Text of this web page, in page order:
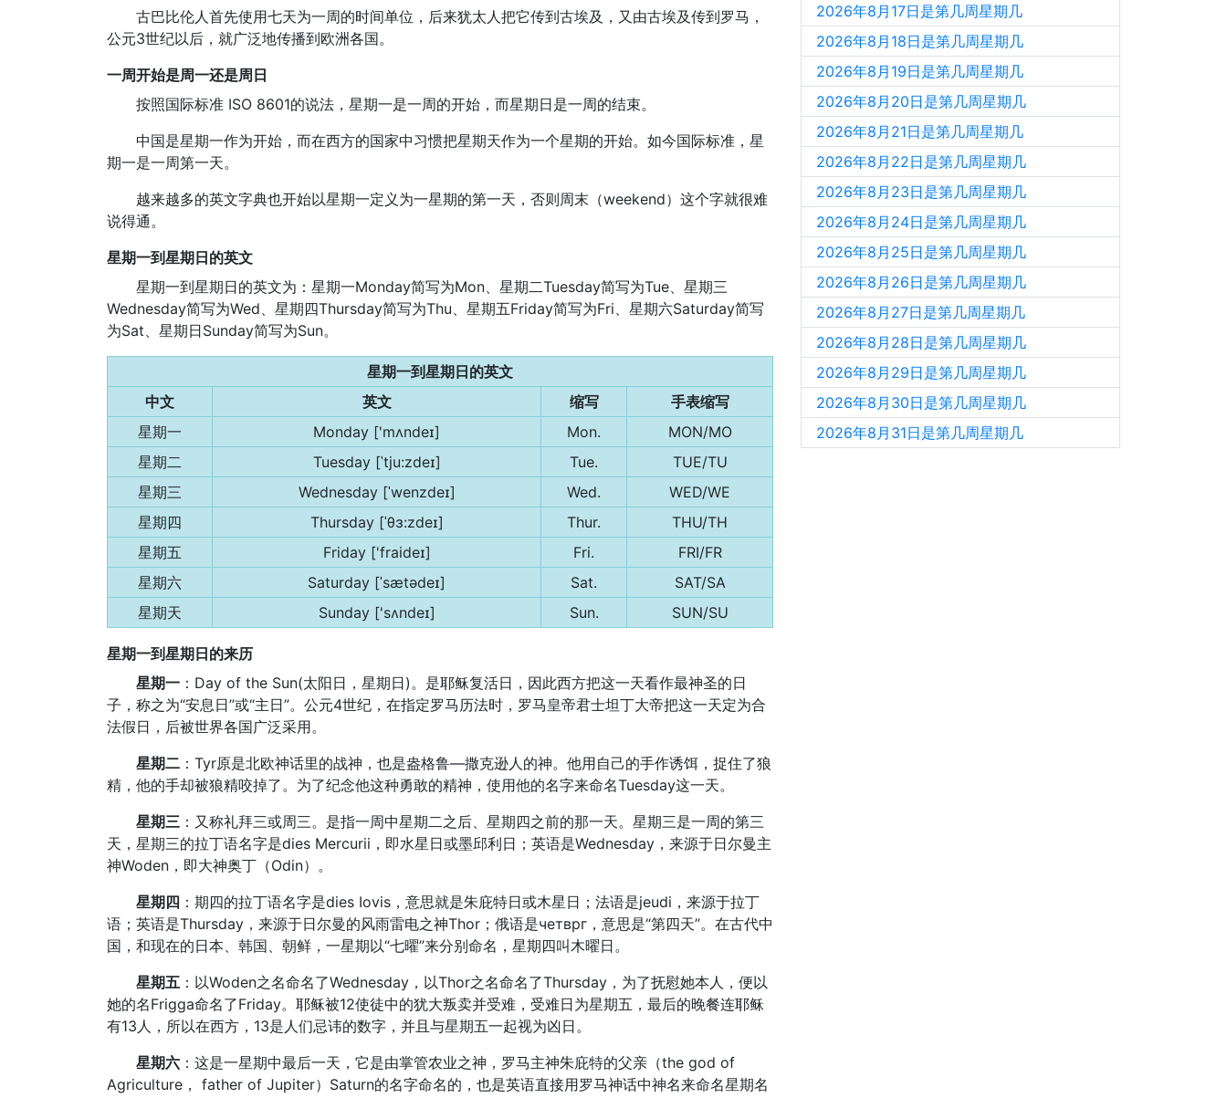
古巴比伦人首先使用七天为一周的时间单位，后来犹太人把它传到古埃及，又由古埃及传到罗马，
公元3世纪以后，就广泛地传播到欧洲各国。
一周开始是周一还是周日
按照国际标准 ISO 8601的说法，星期一是一周的开始，而星期日是一周的结束。
中国是星期一作为开始，而在西方的国家中习惯把星期天作为一个星期的开始。如今国际标准，星
期一是一周第一天。
越来越多的英文字典也开始以星期一定义为一星期的第一天，否则周末（weekend）这个字就很难
说得通。
星期一到星期日的英文
星期一到星期日的英文为：星期一Monday简写为Mon、星期二Tuesday简写为Tue、星期三
Wednesday简写为Wed、星期四Thursday简写为Thu、星期五Friday简写为Fri、星期六Saturday简写
为Sat、星期日Sunday简写为Sun。
星期一到星期日的英文
中文
英文 缩写
手表缩写
星期一
Monday ['mʌndeɪ] Mon.
MON/MO
星期二
Tuesday [ˈtju:zdeɪ] Tue.
TUE/TU
星期三
Wednesday [ˈwenzdeɪ] Wed.
WED/WE
星期四
Thursday [ˈθɜ:zdeɪ] Thur.
THU/TH
星期五
Friday ['fraideɪ] Fri.
FRI/FR
星期六
Saturday [ˈsætədeɪ] Sat.
SAT/SA
星期天
Sunday ['sʌndeɪ] Sun. SUN/SU
星期一到星期日的来历
星期一 ：Day of the Sun(太阳日，星期日)。是耶稣复活日，因此西方把这一天看作最神圣的日
子，称之为“安息日”或“主日”。公元4世纪，在指定罗马历法时，罗马皇帝君士坦丁大帝把这一天定为合
法假日，后被世界各国广泛采用。
星期二 ：Tyr原是北欧神话里的战神，也是盎格鲁—撒克逊人的神。他用自己的手作诱饵，捉住了狼
精，他的手却被狼精咬掉了。为了纪念他这种勇敢的精神，使用他的名字来命名Tuesday这一天。
星期三 ：又称礼拜三或周三。是指一周中星期二之后、星期四之前的那一天。星期三是一周的第三
天，星期三的拉丁语名字是dies Mercurii，即水星日或墨邱利日；英语是Wednesday，来源于日尔曼主
神Woden，即大神奥丁（Odin）。
星期四 ：期四的拉丁语名字是dies Iovis，意思就是朱庇特日或木星日；法语是jeudi，来源于拉丁
语；英语是Thursday，来源于日尔曼的风雨雷电之神Thor；俄语是четврг，意思是“第四天”。在古代中
国，和现在的日本、韩国、朝鲜，一星期以“七曜”来分别命名，星期四叫木曜日。
星期五 ：以Woden之名命名了Wednesday，以Thor之名命名了Thursday，为了抚慰她本人，便以
她的名Frigga命名了Friday。耶稣被12使徒中的犹大叛卖并受难，受难日为星期五，最后的晚餐连耶稣
有13人，所以在西方，13是人们忌讳的数字，并且与星期五一起视为凶日。
星期六 ：这是一星期中最后一天，它是由掌管农业之神，罗马主神朱庇特的父亲（the god of
Agriculture， father of Jupiter）Saturn的名字命名的，也是英语直接用罗马神话中神名来命名星期名
2026年8月17日是第几周星期几
2026年8月18日是第几周星期几
2026年8月19日是第几周星期几
2026年8月20日是第几周星期几
2026年8月21日是第几周星期几
2026年8月22日是第几周星期几
2026年8月23日是第几周星期几
2026年8月24日是第几周星期几
2026年8月25日是第几周星期几
2026年8月26日是第几周星期几
2026年8月27日是第几周星期几
2026年8月28日是第几周星期几
2026年8月29日是第几周星期几
2026年8月30日是第几周星期几
2026年8月31日是第几周星期几